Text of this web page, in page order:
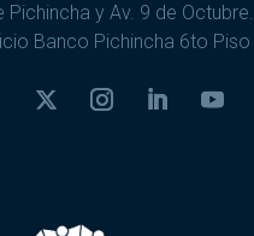
Pichincha y Av. 9 de Octubre.
Banco Pichincha 6to Piso